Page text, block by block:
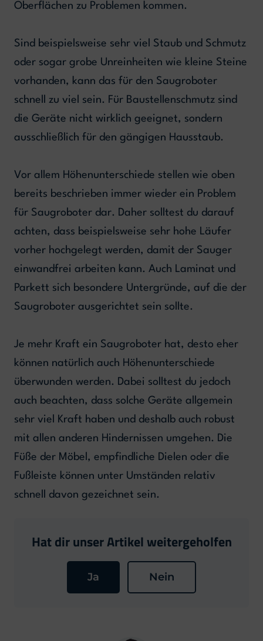
Oberflächen zu Problemen kommen.
Sind beispielsweise sehr viel Staub und Schmutz
oder sogar grobe Unreinheiten wie kleine Steine
vorhanden, kann das für den Saugroboter
schnell zu viel sein. Für Baustellenschmutz sind
die Geräte nicht wirklich geeignet, sondern
ausschließlich für den gängigen Hausstaub.
Vor allem Höhenunterschiede stellen wie oben
bereits beschrieben immer wieder ein Problem
für Saugroboter dar. Daher solltest du darauf
achten, dass beispielsweise sehr hohe Läufer
vorher hochgelegt werden, damit der Sauger
einwandfrei arbeiten kann. Auch Laminat und
Parkett sich besondere Untergründe, auf die der
Saugroboter ausgerichtet sein sollte.
Je mehr Kraft ein Saugroboter hat, desto eher
können natürlich auch Höhenunterschiede
überwunden werden. Dabei solltest du jedoch
auch beachten, dass solche Geräte allgemein
sehr viel Kraft haben und deshalb auch robust
mit allen anderen Hindernissen umgehen. Die
Füße der Möbel, empfindliche Dielen oder die
Fußleiste können unter Umständen relativ
schnell davon gezeichnet sein.
Hat dir unser Artikel weitergeholfen
Ja Nein